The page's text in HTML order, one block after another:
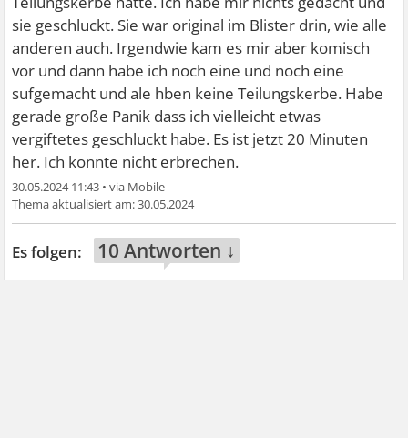
sie geschluckt. Sie war original im Blister drin, wie alle
anderen auch. Irgendwie kam es mir aber komisch
vor und dann habe ich noch eine und noch eine
sufgemacht und ale hben keine Teilungskerbe. Habe
gerade große Panik dass ich vielleicht etwas
vergiftetes geschluckt habe. Es ist jetzt 20 Minuten
her. Ich konnte nicht erbrechen.
30.05.2024 11:43 •
30.05.2024
10 Antworten ↓